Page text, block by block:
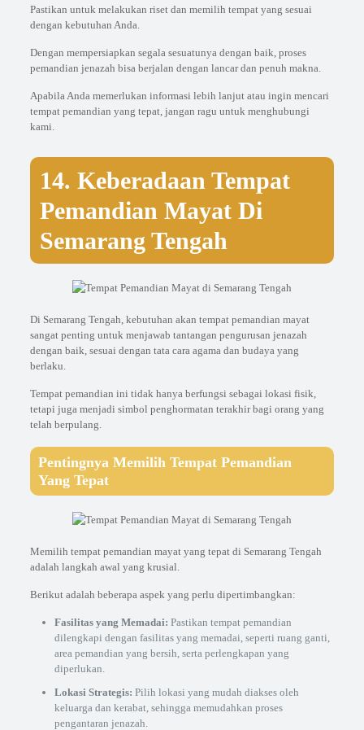
Pastikan untuk melakukan riset dan memilih tempat yang sesuai
dengan kebutuhan Anda.
Dengan mempersiapkan segala sesuatunya dengan baik, proses
pemandian jenazah bisa berjalan dengan lancar dan penuh makna.
Apabila Anda memerlukan informasi lebih lanjut atau ingin mencari
tempat pemandian yang tepat, jangan ragu untuk menghubungi
kami.
14. Keberadaan Tempat
Pemandian Mayat Di
Semarang Tengah
Di Semarang Tengah, kebutuhan akan tempat pemandian mayat
sangat penting untuk menjawab tantangan pengurusan jenazah
dengan baik, sesuai dengan tata cara agama dan budaya yang
berlaku.
Tempat pemandian ini tidak hanya berfungsi sebagai lokasi fisik,
tetapi juga menjadi simbol penghormatan terakhir bagi orang yang
telah berpulang.
Pentingnya Memilih Tempat Pemandian
Yang Tepat
Memilih tempat pemandian mayat yang tepat di Semarang Tengah
adalah langkah awal yang krusial.
Berikut adalah beberapa aspek yang perlu dipertimbangkan:
Fasilitas yang Memadai: Pastikan tempat pemandian
dilengkapi dengan fasilitas yang memadai, seperti ruang ganti,
area pemandian yang bersih, serta perlengkapan yang
diperlukan.
Lokasi Strategis: Pilih lokasi yang mudah diakses oleh
keluarga dan kerabat, sehingga memudahkan proses
pengantaran jenazah.